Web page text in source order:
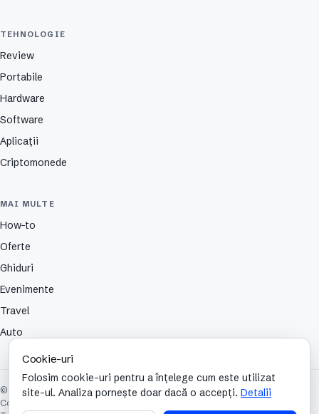
TEHNOLOGIE
Review
Portabile
Hardware
Software
Aplicații
Criptomonede
MAI MULTE
How-to
Oferte
Ghiduri
Evenimente
Travel
Auto
© 2026 TechCafe. Toate drepturile rezervate.
Contact
Cookie-uri
Folosim cookie-uri pentru a înțelege cum este utilizat
site-ul. Analiza pornește doar dacă o accepți. Detalii